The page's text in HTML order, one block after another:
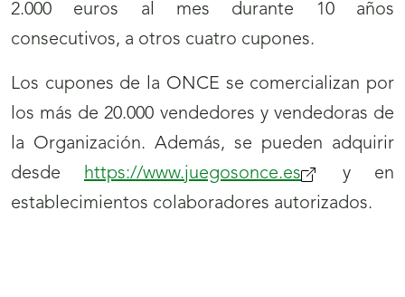
2.000 euros al mes durante 10 años
consecutivos, a otros cuatro cupones.
Los cupones de la ONCE se comercializan por
los más de 20.000 vendedores y vendedoras de
la Organización. Además, se pueden adquirir
desde https://www.juegosonce.es(se
abrirá
y en
establecimientos colaboradores autorizados.